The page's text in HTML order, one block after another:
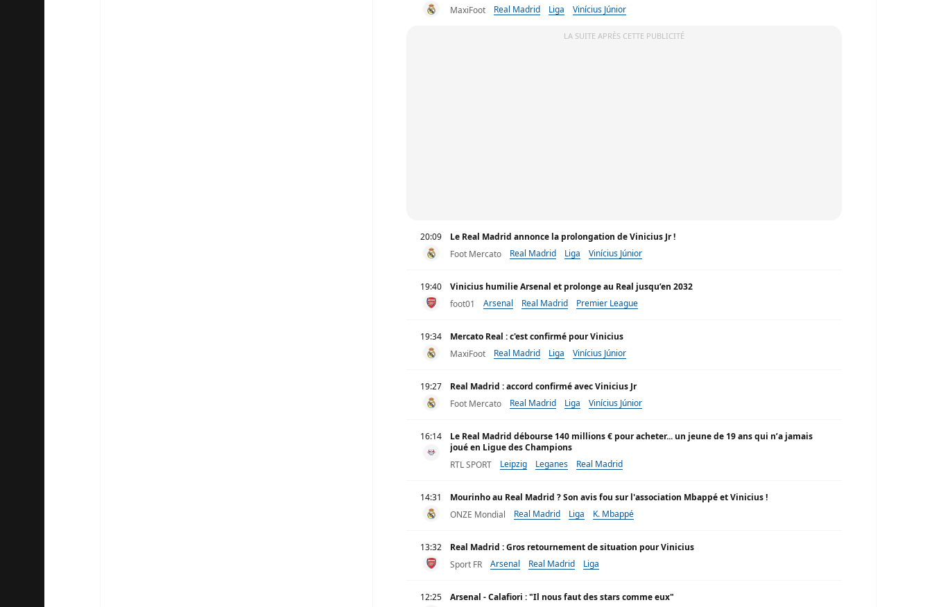
MaxiFoot
Real Madrid Liga Vinícius Júnior
LA SUITE APRÈS CETTE PUBLICITÉ
20:09
Le Real Madrid annonce la prolongation de Vinicius Jr !
Foot Mercato
Real Madrid Liga Vinícius Júnior
19:40
Vinicius humilie Arsenal et prolonge au Real jusqu’en 2032
foot01
Arsenal Real Madrid Premier League
19:34
Mercato Real : c'est confirmé pour Vinicius
MaxiFoot
Real Madrid Liga Vinícius Júnior
19:27
Real Madrid : accord confirmé avec Vinicius Jr
Foot Mercato
Real Madrid Liga Vinícius Júnior
16:14
Le Real Madrid débourse 140 millions € pour acheter... un jeune de 19 ans qui n’a jamais
joué en Ligue des Champions
RTL SPORT
Leipzig Leganes Real Madrid
14:31
Mourinho au Real Madrid ? Son avis fou sur l'association Mbappé et Vinicius !
ONZE Mondial
Real Madrid Liga K. Mbappé
13:32
Real Madrid : Gros retournement de situation pour Vinicius
Sport FR
Arsenal Real Madrid Liga
12:25
Arsenal - Calafiori : "Il nous faut des stars comme eux"